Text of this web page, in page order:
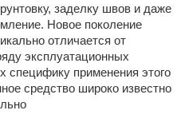
заделку швов и даже
Новое поколение
отличается от
эксплуатационных
специфику применения этого
средство широко известно